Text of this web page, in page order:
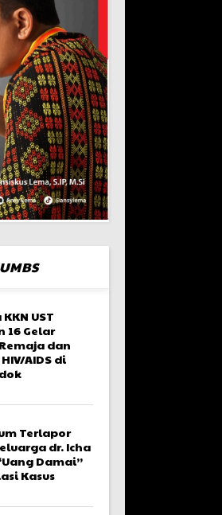
UST
16 Gelar
dan
AIDS di
Terlapor
dr. Icha
Damai”
Kasus